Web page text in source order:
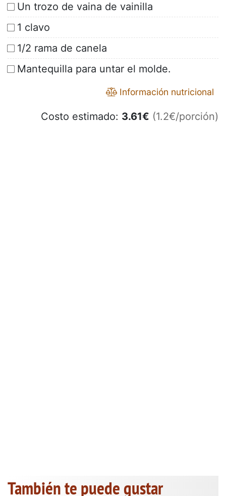
Un trozo de vaina de vainilla
1 clavo
1/2 rama de canela
Mantequilla para untar el molde.
Información nutricional
Costo estimado: 3.61€ (1.2€/porción)
También te puede gustar